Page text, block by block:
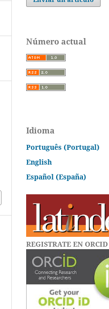
Número actual
Idioma
Português (Portugal)
English
Español (España)
REGISTRATE EN ORCID